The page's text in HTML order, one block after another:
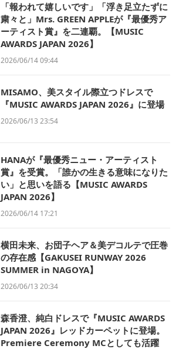
「報われて嬉しいです」「浮き足立たずに
粛々と」Mrs. GREEN APPLEが『最優秀ア
ーティスト賞』を二連覇。【MUSIC
AWARDS JAPAN 2026】
2026/06/14 09:44
MISAMO、美スタイル際立つドレスで
『MUSIC AWARDS JAPAN 2026』に登場
2026/06/13 23:54
HANAが『最優秀ニュー・アーティスト
賞』を受賞。「誰かの生きる意味になりた
い」と思いを語る【MUSIC AWARDS
JAPAN 2026】
2026/06/14 17:21
横田未来、お団子ヘア＆美デコルテで圧巻
の存在感【GAKUSEI RUNWAY 2026
SUMMER in NAGOYA】
2026/06/13 20:34
森香澄、純白ドレスで『MUSIC AWARDS
JAPAN 2026』レッドカーペットに登場。
Premiere Ceremony MCとしても活躍